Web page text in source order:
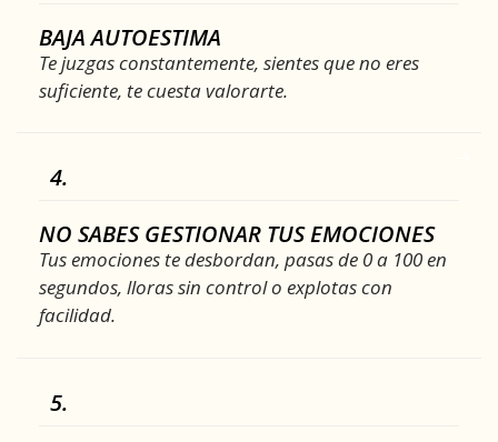
BAJA AUTOESTIMA
Te juzgas constantemente, sientes que no eres
suficiente, te cuesta valorarte.
4.
NO SABES GESTIONAR TUS EMOCIONES
Tus emociones te desbordan, pasas de 0 a 100 en
segundos, lloras sin control o explotas con
facilidad.
5.